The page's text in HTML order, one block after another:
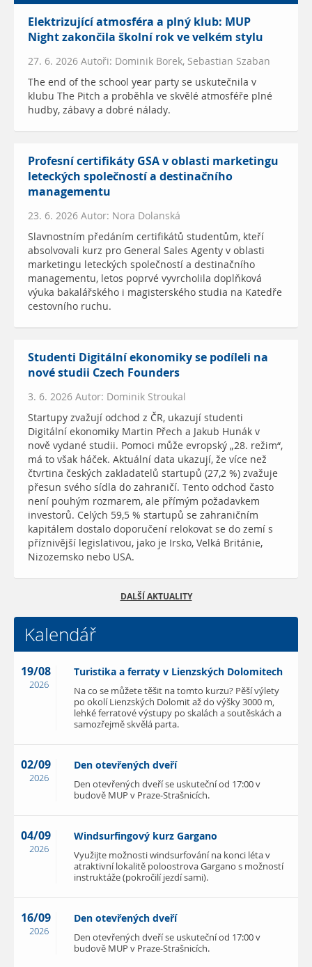
Elektrizující atmosféra a plný klub: MUP
Night zakončila školní rok ve velkém stylu
27. 6. 2026 Autoři: Dominik Borek, Sebastian Szaban
The end of the school year party se uskutečnila v
klubu The Pitch a proběhla ve skvělé atmosféře plné
hudby, zábavy a dobré nálady.
Profesní certifikáty GSA v oblasti marketingu
leteckých společností a destinačního
managementu
23. 6. 2026 Autor: Nora Dolanská
Slavnostním předáním certifikátů studentům, kteří
absolvovali kurz pro General Sales Agenty v oblasti
marketingu leteckých společností a destinačního
managementu, letos poprvé vyvrcholila doplňková
výuka bakalářského i magisterského studia na Katedře
cestovního ruchu.
Studenti Digitální ekonomiky se podíleli na
nové studii Czech Founders
3. 6. 2026 Autor: Dominik Stroukal
Startupy zvažují odchod z ČR, ukazují studenti
Digitální ekonomiky Martin Přech a Jakub Hunák v
nově vydané studii. Pomoci může evropský „28. režim“,
má to však háček. Aktuální data ukazují, že více než
čtvrtina českých zakladatelů startupů (27,2 %) zvažuje
přesun svého sídla do zahraničí. Tento odchod často
není pouhým rozmarem, ale přímým požadavkem
investorů. Celých 59,5 % startupů se zahraničním
kapitálem dostalo doporučení relokovat se do zemí s
příznivější legislativou, jako je Irsko, Velká Británie,
Nizozemsko nebo USA.
DALŠÍ AKTUALITY
Kalendář
19/08
2026
Turistika a ferraty v Lienzských Dolomitech
Na co se můžete těšit na tomto kurzu? Pěší výlety
po okolí Lienzských Dolomit až do výšky 3000 m,
lehké ferratové výstupy po skalách a soutěskách a
samozřejmě skvělá parta.
02/09
2026
Den otevřených dveří
Den otevřených dveří se uskuteční od 17:00 v
budově MUP v Praze-Strašnicích.
04/09
2026
Windsurfingový kurz Gargano
Využijte možnosti windsurfování na konci léta v
atraktivní lokalitě poloostrova Gargano s možností
instruktáže (pokročilí jezdí sami).
16/09
2026
Den otevřených dveří
Den otevřených dveří se uskuteční od 17:00 v
budově MUP v Praze-Strašnicích.